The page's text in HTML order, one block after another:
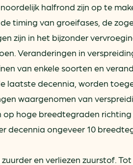
halfrond zijn op te
timing van groeifases, de
zijn in het bijzonder
Veranderingen in
van enkele soorten en
laatste decennia, worden
waargenomen van
op hoge breedtegraden
decennia ongeveer 10
en verliezen zuurstof.